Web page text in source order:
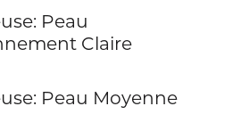
Peau
Claire
Peau Moyenne